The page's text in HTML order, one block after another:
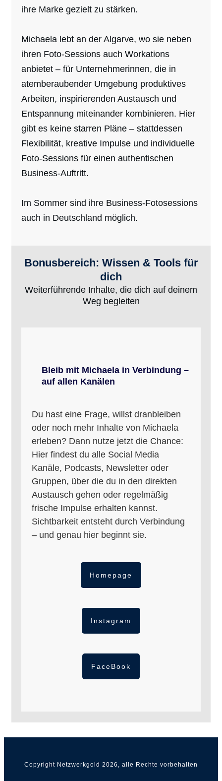
ihre Marke gezielt zu stärken.
Michaela lebt an der Algarve, wo sie neben
ihren Foto-Sessions auch Workations
anbietet – für Unternehmerinnen, die in
atemberaubender Umgebung produktives
Arbeiten, inspirierenden Austausch und
Entspannung miteinander kombinieren. Hier
gibt es keine starren Pläne – stattdessen
Flexibilität, kreative Impulse und individuelle
Foto-Sessions für einen authentischen
Business-Auftritt.
Im Sommer sind ihre Business-Fotosessions
auch in Deutschland möglich.
Bonusbereich: Wissen & Tools für
dich
Weiterführende Inhalte, die dich auf deinem
Weg begleiten
Bleib mit Michaela in Verbindung –
auf allen Kanälen
Du hast eine Frage, willst dranbleiben
oder noch mehr Inhalte von Michaela
erleben? Dann nutze jetzt die Chance:
Hier findest du alle Social Media
Kanäle, Podcasts, Newsletter oder
Gruppen, über die du in den direkten
Austausch gehen oder regelmäßig
frische Impulse erhalten kannst.
Sichtbarkeit entsteht durch Verbindung
– und genau hier beginnt sie.
Homepage
Instagram
FaceBook
Copyright Netzwerkgold 2026 , alle Rechte vorbehalten